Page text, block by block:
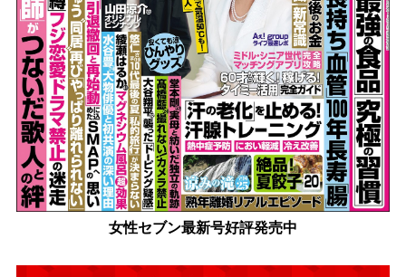
女性セブン最新号好評発売中